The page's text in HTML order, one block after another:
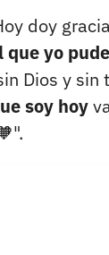
doy
yo
Dios y
soy hoy